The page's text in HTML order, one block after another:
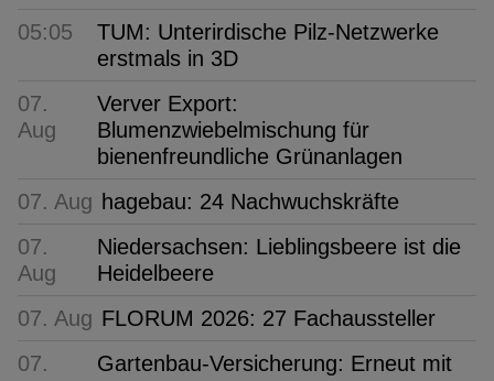
05:05
TUM: Unterirdische Pilz-Netzwerke
erstmals in 3D
07.
Aug
Verver Export:
Blumenzwiebelmischung für
bienenfreundliche Grünanlagen
07. Aug hagebau: 24 Nachwuchskräfte
07.
Aug
Niedersachsen: Lieblingsbeere ist die
Heidelbeere
07. Aug FLORUM 2026: 27 Fachaussteller
07.
Gartenbau-Versicherung: Erneut mit